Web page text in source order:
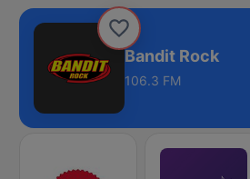
Bandit Rock
106.3 FM